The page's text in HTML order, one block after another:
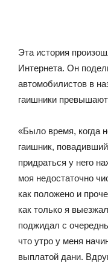
Эта история
Интернета. Он
автомобилистов в
гаишники
«Было время, когда
гаишник,
придраться у него
моя недостаточно
как положено и
как только я
поджидал с
что утро у меня
выплатой дани.